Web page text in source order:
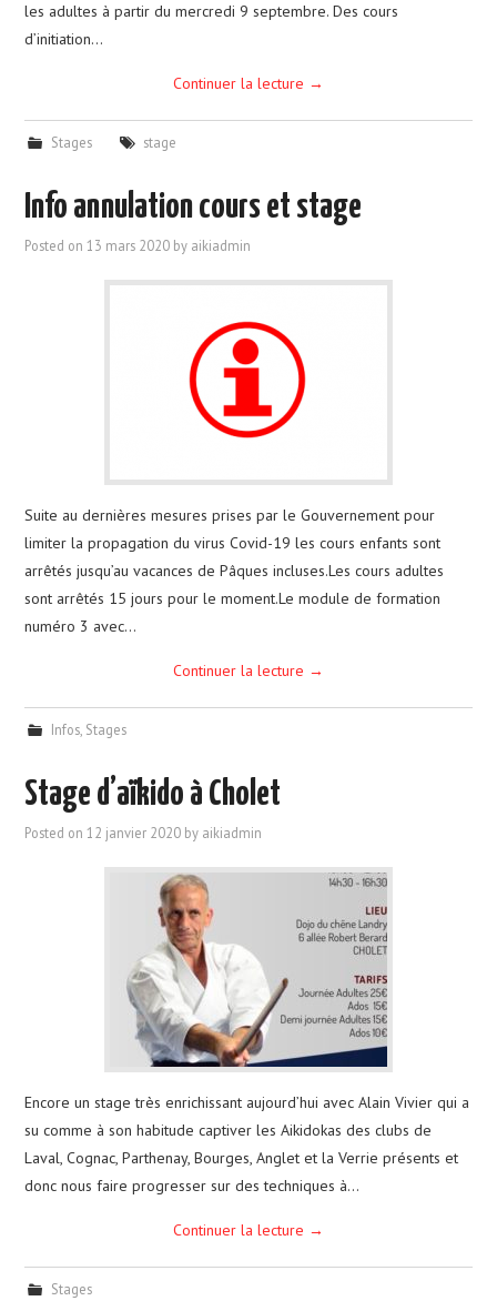
les adultes à partir du mercredi 9 septembre. Des cours
d’initiation…
Continuer la lecture →
Stages stage
Info annulation cours et stage
Posted on13 mars 2020 by aikiadmin
Suite au dernières mesures prises par le Gouvernement pour
limiter la propagation du virus Covid-19 les cours enfants sont
arrêtés jusqu’au vacances de Pâques incluses.Les cours adultes
sont arrêtés 15 jours pour le moment.Le module de formation
numéro 3 avec…
Continuer la lecture →
Infos, Stages
Stage d’aïkido à Cholet
Posted on12 janvier 2020 by aikiadmin
Encore un stage très enrichissant aujourd’hui avec Alain Vivier qui a
su comme à son habitude captiver les Aikidokas des clubs de
Laval, Cognac, Parthenay, Bourges, Anglet et la Verrie présents et
donc nous faire progresser sur des techniques à…
Continuer la lecture →
Stages